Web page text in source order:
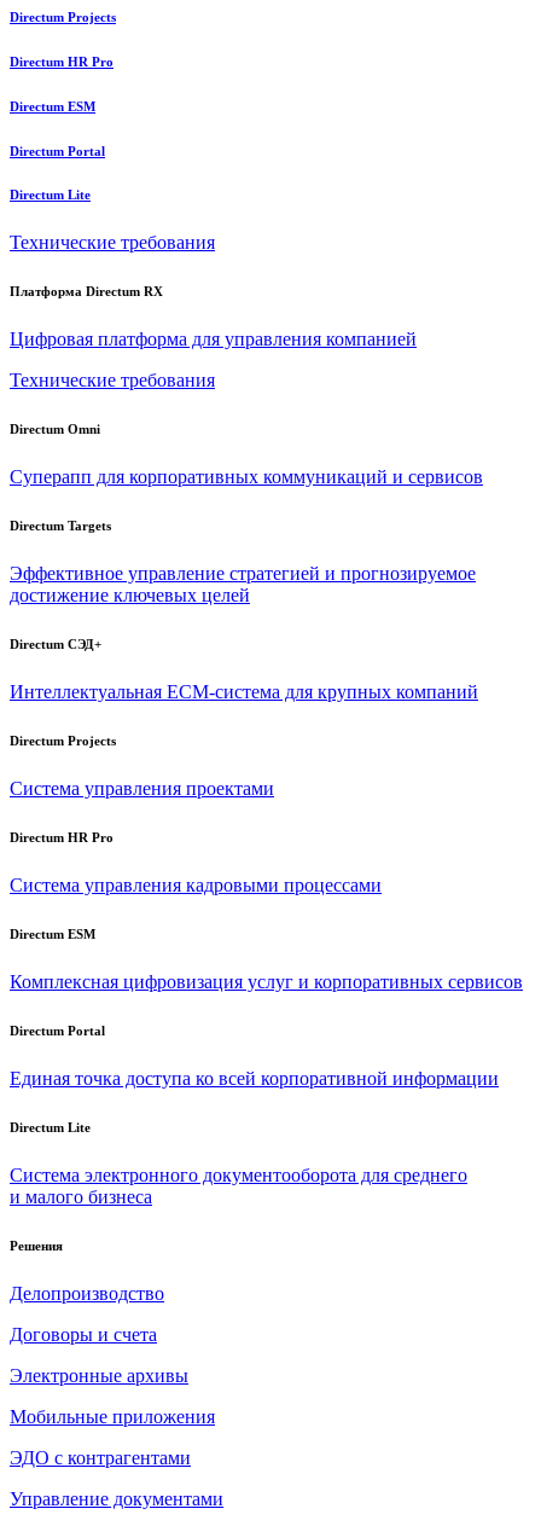
Directum Projects
Directum HR Pro
Directum ESM
Directum Portal
Directum Lite
Технические требования
Платформа Directum RX
Цифровая платформа для управления компанией
Технические требования
Directum Omni
Суперапп для корпоративных коммуникаций и сервисов
Directum Targets
Эффективное управление стратегией и прогнозируемое
достижение ключевых целей
Directum СЭД+
Интеллектуальная ECM-система для крупных компаний
Directum Projects
Система управления проектами
Directum HR Pro
Система управления кадровыми процессами
Directum ESM
Комплексная цифровизация услуг и корпоративных сервисов
Directum Portal
Единая точка доступа ко всей корпоративной информации
Directum Lite
Система электронного документооборота для среднего
и малого бизнеса
Решения
Делопроизводство
Договоры и счета
Электронные архивы
Мобильные приложения
ЭДО с контрагентами
Управление документами